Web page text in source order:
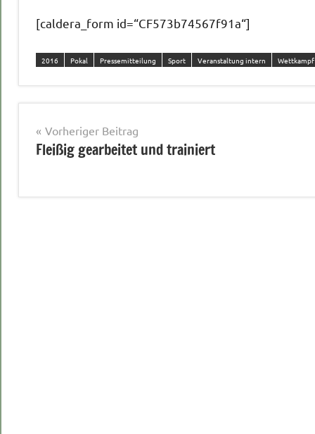
[caldera_form id=“CF573b74567f91a“]
2016 Pokal Pressemitteilung Sport Veranstaltung intern Wettkampf
Beitragsnavigation
Vorheriger Beitrag
Fleißig gearbeitet und trainiert